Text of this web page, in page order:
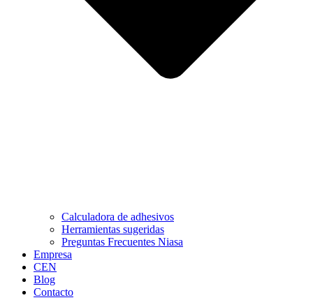
Calculadora de adhesivos
Herramientas sugeridas
Preguntas Frecuentes Niasa
Empresa
CEN
Blog
Contacto